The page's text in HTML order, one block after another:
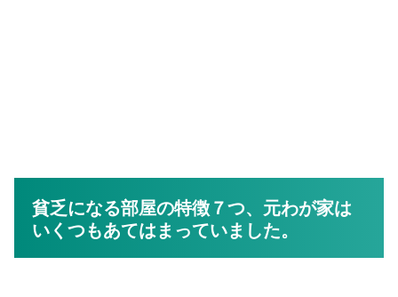
貧乏になる部屋の特徴７つ、元わが家は
いくつもあてはまっていました。